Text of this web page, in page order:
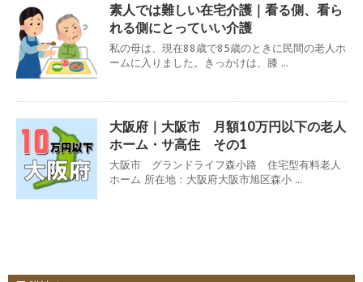
素人では難しい在宅介護｜看る側、看ら
れる側にとっていい介護
私の母は、現在88歳で85歳のときに民間の老人ホ
ームに入りました。きっかけは、膝 ...
大阪府｜大阪市 月額10万円以下の老人
ホーム・サ高住 その1
大阪市 グランドライフ森小路 住宅型有料老人
ホーム 所在地：大阪府大阪市旭区森小 ...